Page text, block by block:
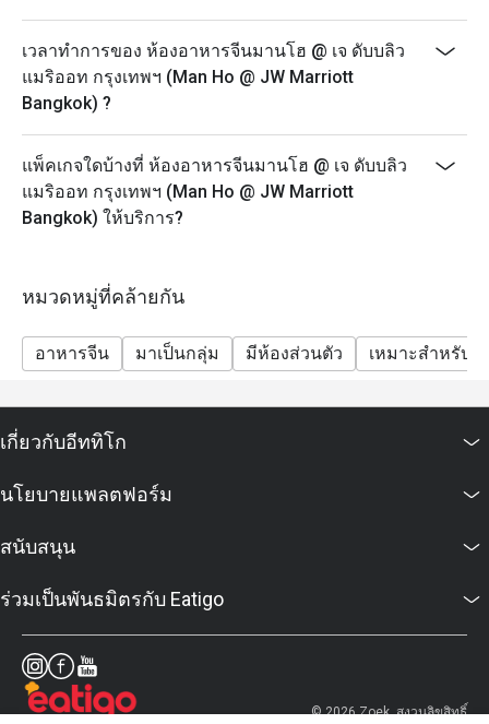
Price: 1,288++ (1,516 net)
.........................................................................................
- 50% discounts are applied for A la cart menu.
- Excludes special set lunch menus.
- Cannot be used in conjunction with any other discount
or promotion.
- Maximum 2 people allowed per table. For those
- All prices after discount are exclusive of VAT and
Service charge.
- Discount cannot be used in conjunction with any other
and Club Marriott milestones.
tax and service charges.
Q: What kind of cuisine does Man Ho @ JW Marriott
Bangkok offer? A: Man Ho specializes in authentic
Cantonese and Chinese cuisine, offering a wide range
of traditional dim sum, premium roasted meats, and
contemporary Chinese dishes.
Q: What are the key menu highlights? A: Signature
เวลาทำการของ ห้องอาหารจีนมานโฮ @ เจ ดับบลิว
แมริออท กรุงเทพฯ (Man Ho @ JW Marriott
Bangkok) ?
แพ็คเกจใดบ้างที่ ห้องอาหารจีนมานโฮ @ เจ ดับบลิว
แมริออท กรุงเทพฯ (Man Ho @ JW Marriott
Bangkok) ให้บริการ?
หมวดหมู่ที่คล้ายกัน
อาหารจีน มาเป็นกลุ่ม มีห้องส่วนตัว เหมาะสำหรับเ
เกี่ยวกับอีททิโก
นโยบายแพลตฟอร์ม
สนับสนุน
ร่วมเป็นพันธมิตรกับ Eatigo
© 2026 Zoek. สงวนลิขสิทธิ์